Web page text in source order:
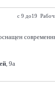
с 9 до19
, 9а